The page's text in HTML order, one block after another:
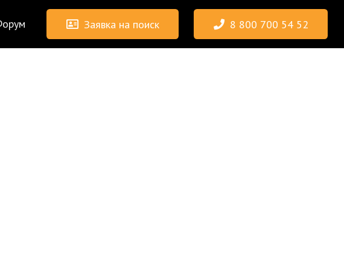
Заявка на поиск 8 800 700 54 52